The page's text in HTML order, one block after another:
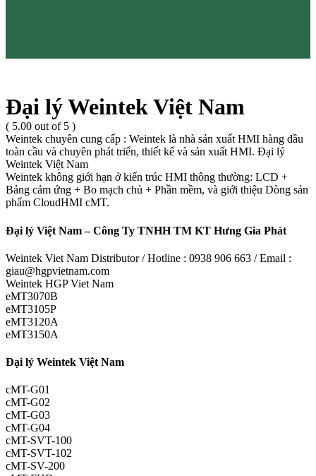
Đại lý Weintek Việt Nam
( 5.00 out of 5 )
Weintek chuyên cung cấp : Weintek là nhà sản xuất HMI hàng đầu
toàn cầu và chuyên phát triển, thiết kế và sản xuất HMI. Đại lý
Weintek Việt Nam
Weintek không giới hạn ở kiến trúc HMI thông thường: LCD +
Bảng cảm ứng + Bo mạch chủ + Phần mềm, và giới thiệu Dòng sản
phẩm CloudHMI cMT.
Đại lý Việt Nam – Công Ty TNHH TM KT Hưng Gia Phát
Weintek Viet Nam Distributor / Hotline : 0938 906 663 / Email :
giau@hgpvietnam.com
Weintek HGP Viet Nam
eMT3070B
eMT3105P
eMT3120A
eMT3150A
Đại lý Weintek Việt Nam
cMT-G01
cMT-G02
cMT-G03
cMT-G04
cMT-SVT-100
cMT-SVT-102
cMT-SV-200